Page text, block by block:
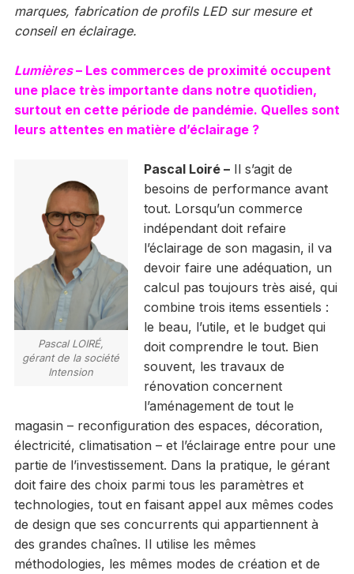
marques, fabrication de profils LED sur mesure et
conseil en éclairage.
Lumières– Les commerces de proximité occupent
une place très importante dans notre quotidien,
surtout en cette période de pandémie. Quelles sont
leurs attentes en matière d’éclairage ?
Pascal LOIRÉ,
gérant de la société
Intension
Pascal Loiré –Il s’agit de
besoins de performance avant
tout. Lorsqu’un commerce
indépendant doit refaire
l’éclairage de son magasin, il va
devoir faire une adéquation, un
calcul pas toujours très aisé, qui
combine trois items essentiels :
le beau, l’utile, et le budget qui
doit comprendre le tout. Bien
souvent, les travaux de
rénovation concernent
l’aménagement de tout le
magasin – reconfiguration des espaces, décoration,
électricité, climatisation – et l’éclairage entre pour une
partie de l’investissement. Dans la pratique, le gérant
doit faire des choix parmi tous les paramètres et
technologies, tout en faisant appel aux mêmes codes
de design que ses concurrents qui appartiennent à
des grandes chaînes. Il utilise les mêmes
méthodologies, les mêmes modes de création et de